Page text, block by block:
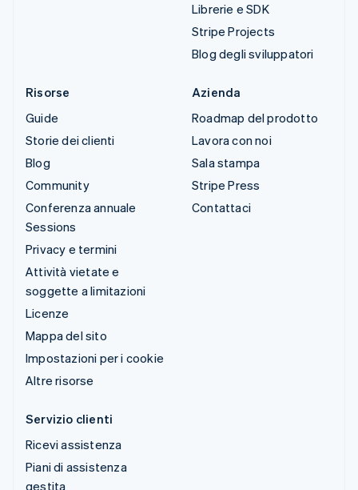
Librerie e SDK
Stripe Projects
Blog degli sviluppatori
Risorse
Guide
Storie dei clienti
Blog
Community
Conferenza annuale
Sessions
Privacy e termini
Attività vietate e
soggette a limitazioni
Licenze
Mappa del sito
Impostazioni per i cookie
Altre risorse
Azienda
Roadmap del prodotto
Lavora con noi
Sala stampa
Stripe Press
Contattaci
Servizio clienti
Ricevi assistenza
Piani di assistenza
gestita